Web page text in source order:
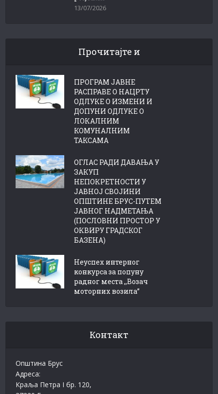
13/07/2026
Прочитајте и
ПРОГРАМ ЈАВНЕ
РАСПРАВЕ О НАЦРТУ
ОДЛУКЕ О ИЗМЕНИ И
ДОПУНИ ОДЛУКЕ О
ЛОКАЛНИМ
КОМУНАЛНИМ
ТАКСАМА
ОГЛАС РАДИ ДАВАЊА У
ЗАКУП
НЕПОКРЕТНОСТИ У
ЈАВНОЈ СВОЈИНИ
ОПШТИНЕ БРУС-ПУТЕМ
ЈАВНОГ НАДМЕТАЊА
(ПОСЛОВНИ ПРОСТОР У
ОКВИРУ ГРАДСКОГ
БАЗЕНА)
Неуспех интерног
конкурса за попуну
радног места ,,Возач
моторних возила”
Контакт
Општина Брус
Адреса:
Краља Петра I бр. 120,